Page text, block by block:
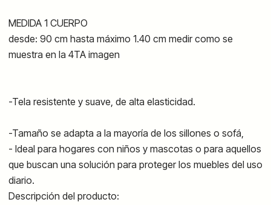
MEDIDA 1 CUERPO
desde: 90 cm hasta máximo 1.40 cm medir como se
muestra en la 4TA imagen
-Tela resistente y suave, de alta elasticidad.
-Tamaño se adapta a la mayoría de los sillones o sofá,
- Ideal para hogares con niños y mascotas o para aquellos
que buscan una solución para proteger los muebles del uso
diario.
Descripción del producto: